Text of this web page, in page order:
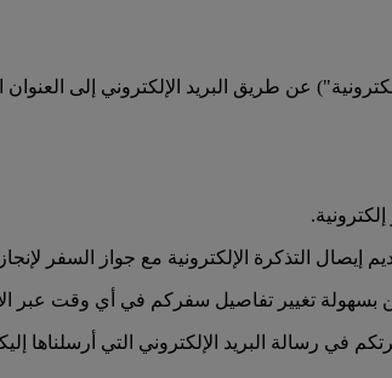
عن طريق البريد الإلكتروني إلى
التذكرة الإلكترونية مع جواز السفر
بسهولة تغيير تفاصيل سفركم في أي وقت عبر
في رسالة البريد الإلكتروني التي أرسلناها